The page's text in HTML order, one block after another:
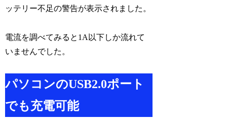
ッテリー不足の警告が表示されました。
電流を調べてみると1A以下しか流れて
いませんでした。
パソコンのUSB2.0ポート
でも充電可能